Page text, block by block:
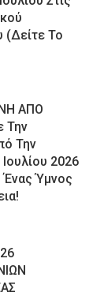
(Δείτε Το
ΑΠΟ
Την
Την
2026
Ύμνος